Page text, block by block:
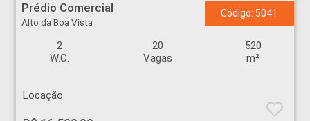
Prédio Comercial
Alto da Boa Vista
Código: 5041
2
W.C.
20
Vagas
520
m²
Locação